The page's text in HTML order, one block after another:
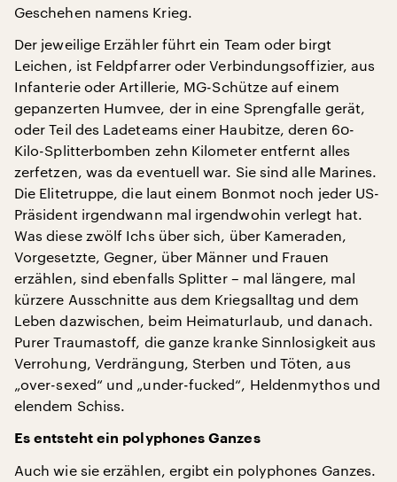
Geschehen namens Krieg.
Der jeweilige Erzähler führt ein Team oder birgt
Leichen, ist Feldpfarrer oder Verbindungsoffizier, aus
Infanterie oder Artillerie, MG-Schütze auf einem
gepanzerten Humvee, der in eine Sprengfalle gerät,
oder Teil des Ladeteams einer Haubitze, deren 60-
Kilo-Splitterbomben zehn Kilometer entfernt alles
zerfetzen, was da eventuell war. Sie sind alle Marines.
Die Elitetruppe, die laut einem Bonmot noch jeder US-
Präsident irgendwann mal irgendwohin verlegt hat.
Was diese zwölf Ichs über sich, über Kameraden,
Vorgesetzte, Gegner, über Männer und Frauen
erzählen, sind ebenfalls Splitter – mal längere, mal
kürzere Ausschnitte aus dem Kriegsalltag und dem
Leben dazwischen, beim Heimaturlaub, und danach.
Purer Traumastoff, die ganze kranke Sinnlosigkeit aus
Verrohung, Verdrängung, Sterben und Töten, aus
„over-sexed“ und „under-fucked“, Heldenmythos und
elendem Schiss.
Es entsteht ein polyphones Ganzes
Auch wie sie erzählen, ergibt ein polyphones Ganzes.